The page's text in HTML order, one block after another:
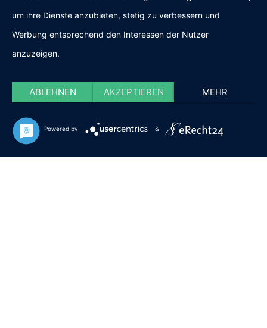
um ihre Dienste anzubieten, stetig zu verbessern und
Werbung entsprechend den Interessen der Nutzer
anzuzeigen.
ABLEHNEN AKZEPTIEREN MEHR
Powered by &